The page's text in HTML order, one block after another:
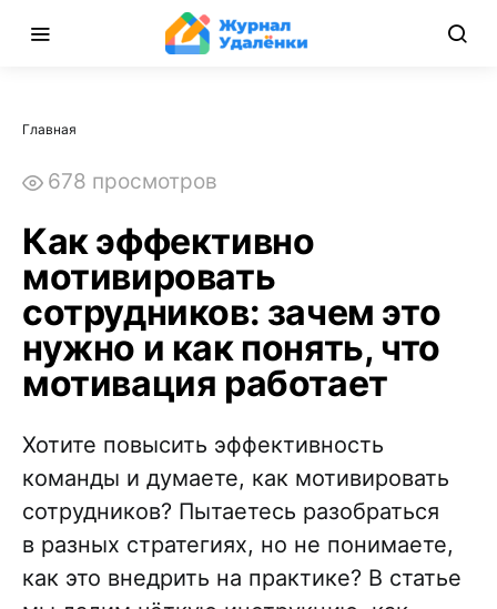
Главная
678 просмотров
Как эффективно
мотивировать
сотрудников: зачем это
нужно и как понять, что
мотивация работает
Хотите повысить эффективность
команды и думаете, как мотивировать
сотрудников? Пытаетесь разобраться
в разных стратегиях, но не понимаете,
как это внедрить на практике? В статье